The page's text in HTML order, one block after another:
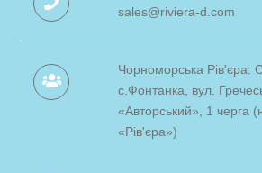
sales@riviera-d.com
Чорноморська Рів'єра:
с.Фонтанка, вул.
«Авторський», 1 черга
«Рів'єра»)